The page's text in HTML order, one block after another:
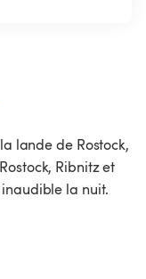
lande de Rostock,
la nuit.